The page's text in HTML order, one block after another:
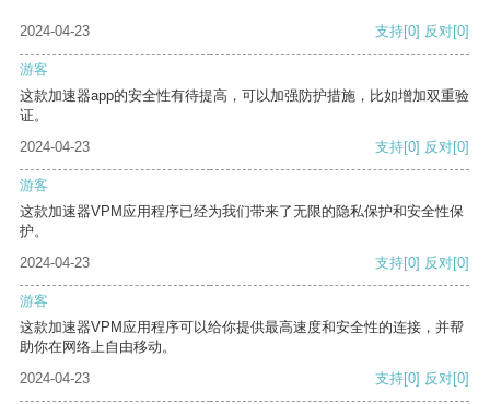
2024-04-23 支持[0] 反对[0]
游客
这款加速器app的安全性有待提高，可以加强防护措施，比如增加双重验
证。
2024-04-23
支持[0] 反对[0]
游客
这款加速器VPM应用程序已经为我们带来了无限的隐私保护和安全性保
护。
2024-04-23
支持[0] 反对[0]
游客
这款加速器VPM应用程序可以给你提供最高速度和安全性的连接，并帮
助你在网络上自由移动。
2024-04-23
支持[0] 反对[0]